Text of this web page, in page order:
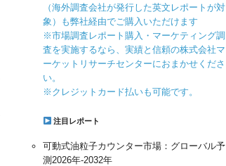
（海外調査会社が発行した英文レポートが対
象）も弊社経由でご購入いただけます
※市場調査レポート購入・マーケティング調
査を実施するなら、実績と信頼の株式会社マ
ーケットリサーチセンターにおまかせくださ
い。
※クレジットカード払いも可能です。
注目レポート
可動式油粒子カウンター市場：グローバル予
測2026年-2032年